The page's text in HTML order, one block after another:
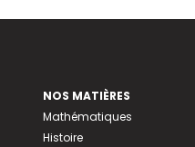
NOS MATIÈRES
Mathématiques
Histoire